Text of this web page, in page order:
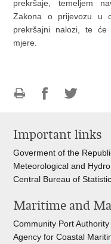
prekršaje, temeljem
Zakona o prijevozu u
prekršajni nalozi, te će
mjere.
page
FacebookTwitteru
Important links
Goverment of the
Meteorological and
Central Bureau of
Maritime and
Community Port Authority
Agency for Coastal